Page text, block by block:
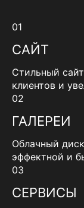
01
САЙТ
Стильный
клиентов и
02
ГАЛЕРЕИ
Облачный
эффектной и
03
СЕРВИСЫ